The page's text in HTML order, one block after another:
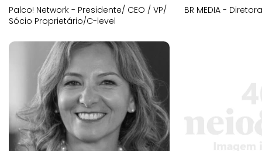
Palco! Network - Presidente/ CEO / VP/
Sócio Proprietário/C-level
BR MEDIA -